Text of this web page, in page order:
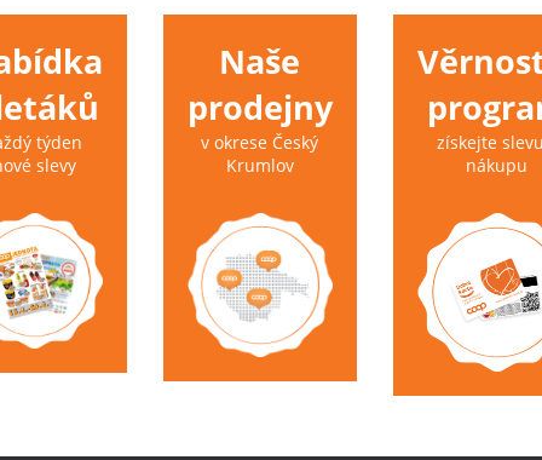
týden
slevy
Naše
prodejny
v okrese Český
Krumlov
získejte
nákupu